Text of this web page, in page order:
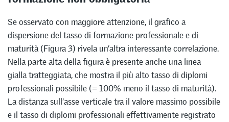
Se osservato con maggiore attenzione, il grafico a
dispersione del tasso di formazione professionale e di
maturità (Figura 3) rivela un’altra interessante correlazione.
Nella parte alta della figura è presente anche una linea
gialla tratteggiata, che mostra il più alto tasso di diplomi
professionali possibile (= 100% meno il tasso di maturità).
La distanza sull’asse verticale tra il valore massimo possibile
e il tasso di diplomi professionali effettivamente registrato